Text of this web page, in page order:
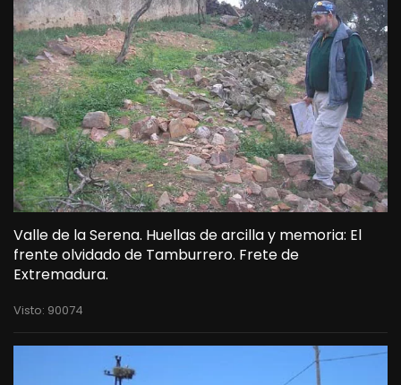
Valle de la Serena. Huellas de arcilla y memoria: El
frente olvidado de Tamburrero. Frete de
Extremadura.
Visto: 90074